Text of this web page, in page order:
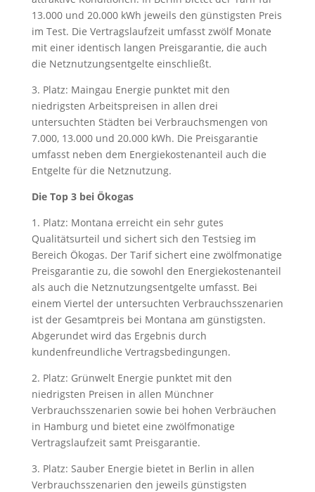
13.000 und 20.000 kWh jeweils den günstigsten Preis
im Test. Die Vertragslaufzeit umfasst zwölf Monate
mit einer identisch langen Preisgarantie, die auch
die Netznutzungsentgelte einschließt.
3. Platz: Maingau Energie punktet mit den
niedrigsten Arbeitspreisen in allen drei
untersuchten Städten bei Verbrauchsmengen von
7.000, 13.000 und 20.000 kWh. Die Preisgarantie
umfasst neben dem Energiekostenanteil auch die
Entgelte für die Netznutzung.
Die Top 3 bei Ökogas
1. Platz: Montana erreicht ein sehr gutes
Qualitätsurteil und sichert sich den Testsieg im
Bereich Ökogas. Der Tarif sichert eine zwölfmonatige
Preisgarantie zu, die sowohl den Energiekostenanteil
als auch die Netznutzungsentgelte umfasst. Bei
einem Viertel der untersuchten Verbrauchsszenarien
ist der Gesamtpreis bei Montana am günstigsten.
Abgerundet wird das Ergebnis durch
kundenfreundliche Vertragsbedingungen.
2. Platz: Grünwelt Energie punktet mit den
niedrigsten Preisen in allen Münchner
Verbrauchsszenarien sowie bei hohen Verbräuchen
in Hamburg und bietet eine zwölfmonatige
Vertragslaufzeit samt Preisgarantie.
3. Platz: Sauber Energie bietet in Berlin in allen
Verbrauchsszenarien den jeweils günstigsten